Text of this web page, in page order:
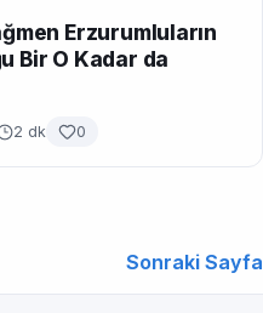
Erzurumluların
Bir O Kadar da
2 dk 0
Sonraki Sayfa